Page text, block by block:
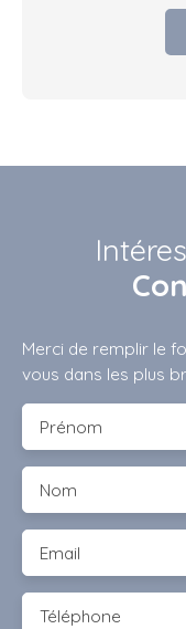
Merci de remplir le
vous dans les plus
Prénom
Nom
Email
Téléphone